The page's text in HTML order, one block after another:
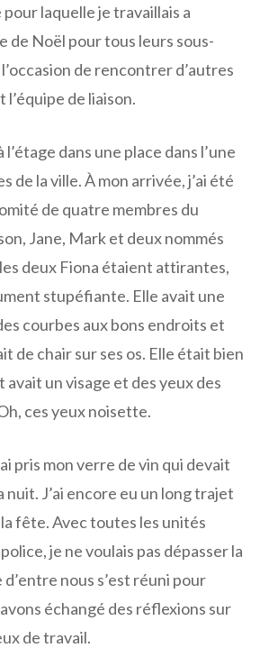
pour laquelle je travaillais a
de Noël pour tous leurs sous-
de rencontrer d’autres
de liaison.
l’étage dans une place dans l’une
de la ville. À mon arrivée, j’ai été
de quatre membres du
Jane, Mark et deux nommés
deux Fiona étaient attirantes,
stupéfiante. Elle avait une
courbes aux bons endroits et
de chair sur ses os. Elle était bien
un visage et des yeux des
ces yeux noisette.
pris mon verre de vin qui devait
J’ai encore eu un long trajet
fête. Avec toutes les unités
je ne voulais pas dépasser la
nous s’est réuni pour
échangé des réflexions sur
de travail.